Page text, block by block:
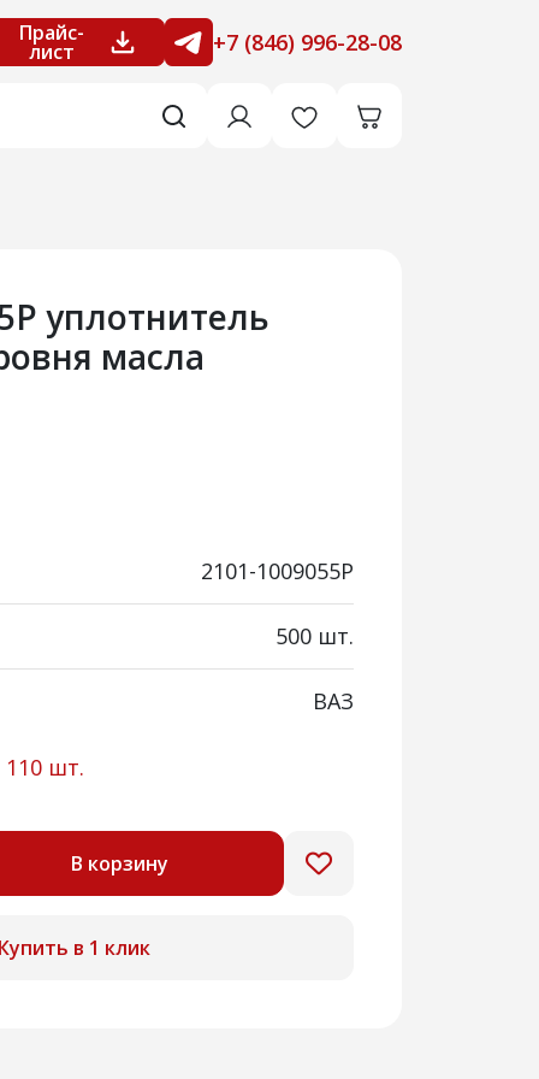
Прайс-
лист +7 (846) 996-28-08
уплотнитель
масла
2101-1009055Р
500 шт.
ВАЗ
110 шт.
В корзину
Купить в 1 клик